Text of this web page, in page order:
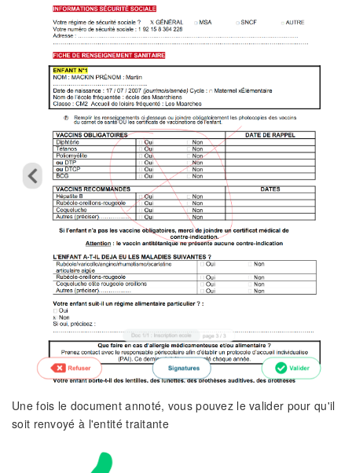
Une fois le document annoté, vous pouvez le valider pour qu'il
soit renvoyé à l'entité traitante